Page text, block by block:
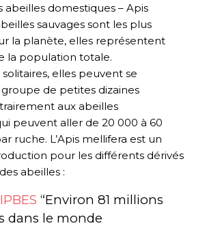
abeilles domestiques – Apis
sauvages sont les plus
la planète, elles représentent
la population totale.
elles peuvent se
de petites dizaines
aux abeilles
peuvent aller de 20 000 à 60
ruche. L’Apis mellifera est un
pour les différents dérivés
abeilles :
IPBES “Environ 81 millions
dans le monde